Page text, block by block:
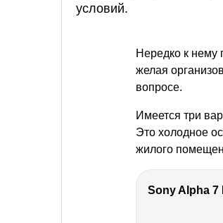
условий.
Нередко к нему
желая
вопросе.
Имеется три
Это холодное
жилого
Sony Alpha